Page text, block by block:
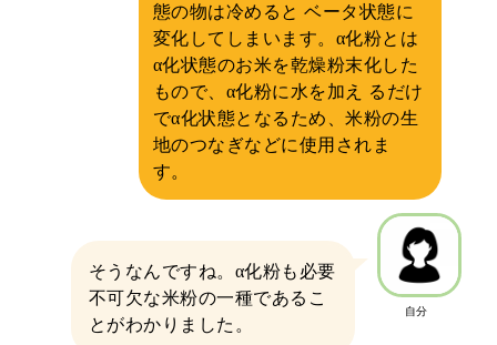
態の物は冷めると ベータ状態に
変化してしまいます。α化粉とは
α化状態のお米を乾燥粉末化した
もので、α化粉に水を加え るだけ
でα化状態となるため、米粉の生
地のつなぎなどに使用されま
す。
自分
そうなんですね。α化粉も必要
不可欠な米粉の一種であるこ
とがわかりました。